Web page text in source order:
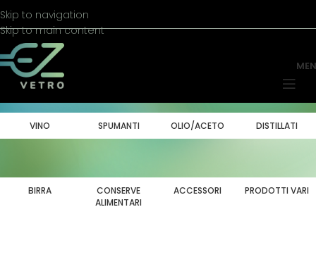
Skip to navigation
Skip to main content
VINO SPUMANTI OLIO/ACETO DISTILLATI
BIRRA
CONSERVE
ALIMENTARI
ACCESSORI PRODOTTI VARI